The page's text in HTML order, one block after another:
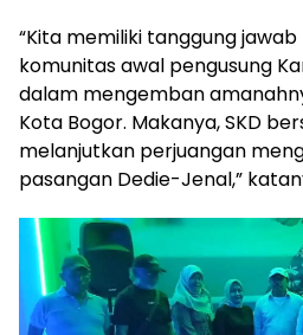
“Kita memiliki tanggung
komunitas awal pengusung
dalam mengemban
Kota Bogor. Makanya, SKD
melanjutkan perjuangan
pasangan Dedie-Jenal,”